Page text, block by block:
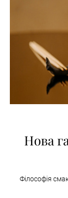
Нова
Філософія